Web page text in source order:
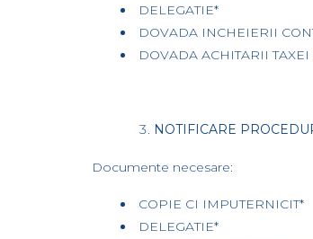
DELEGATIE*
DOVADA INCHEIERII
DOVADA ACHITARII
NOTIFICARE
Documente necesare:
COPIE CI IMPUTERNICIT*
DELEGATIE*